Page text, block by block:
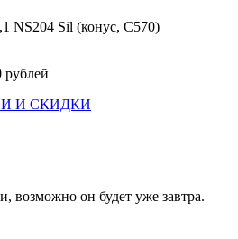
рублей
И СКИДКИ
возможно он будет уже завтра.